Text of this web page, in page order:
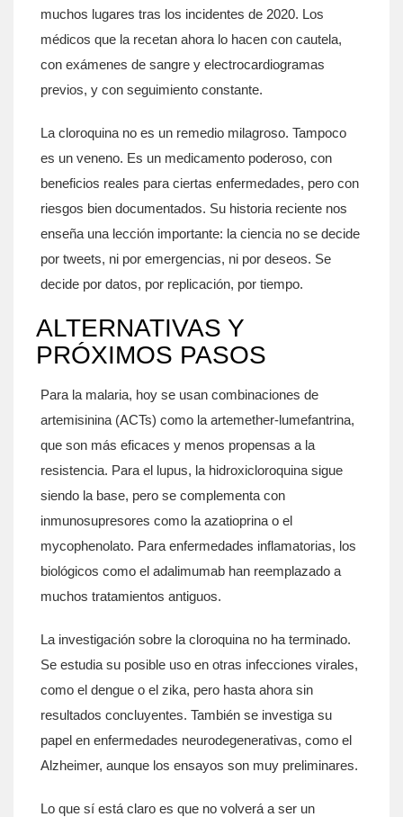
muchos lugares tras los incidentes de 2020. Los
médicos que la recetan ahora lo hacen con cautela,
con exámenes de sangre y electrocardiogramas
previos, y con seguimiento constante.
La cloroquina no es un remedio milagroso. Tampoco
es un veneno. Es un medicamento poderoso, con
beneficios reales para ciertas enfermedades, pero con
riesgos bien documentados. Su historia reciente nos
enseña una lección importante: la ciencia no se decide
por tweets, ni por emergencias, ni por deseos. Se
decide por datos, por replicación, por tiempo.
ALTERNATIVAS Y
PRÓXIMOS PASOS
Para la malaria, hoy se usan combinaciones de
artemisinina (ACTs) como la artemether-lumefantrina,
que son más eficaces y menos propensas a la
resistencia. Para el lupus, la hidroxicloroquina sigue
siendo la base, pero se complementa con
inmunosupresores como la azatioprina o el
mycophenolato. Para enfermedades inflamatorias, los
biológicos como el adalimumab han reemplazado a
muchos tratamientos antiguos.
La investigación sobre la cloroquina no ha terminado.
Se estudia su posible uso en otras infecciones virales,
como el dengue o el zika, pero hasta ahora sin
resultados concluyentes. También se investiga su
papel en enfermedades neurodegenerativas, como el
Alzheimer, aunque los ensayos son muy preliminares.
Lo que sí está claro es que no volverá a ser un